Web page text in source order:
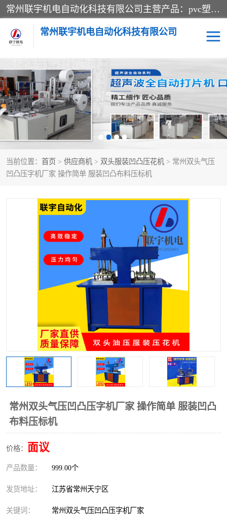
常州联宇机电自动化科技有限公司主营产品：pvc塑料焊机、高频热合机、软膜天花压边机、服装布料凹凸压花机、布料3d压印设备、服装植胶设备、超声波布料花边机、无纺布热合机、全自动压花机。
常州联宇机电自动化科技有限公司
当前位置： 首页 > 供应商机 > 双头服装凹凸压花机 > 常州双头气压
凹凸压字机厂家 操作简单 服装凹凸布料压标机
常州双头气压凹凸压字机厂家 操作简单 服装凹凸
布料压标机
价格： 面议
产品数量： 999.00个
发货地址： 江苏省常州天宁区
关键词： 常州双头气压凹凸压字机厂家
压花定型机以及压花模具 超声波热合机
高频热合机 超声波花边机
超声波复合压花机 凹凸压花机压标机
3040凹凸压花机 双头服装凹凸压花机
高频压花压标机 自动超声波打片成型机
泡壳包装封口机 海绵产品成型机
其他超声波系列